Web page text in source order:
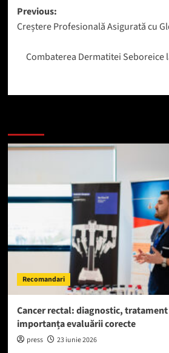
Post
navigation
Previous:
Creștere Profesională Asigurată cu
Combaterea Dermatitei Seboreice
Recomandari
Cancer rectal: diagnostic,
importanța evaluării corecte
press 23 iunie 2026